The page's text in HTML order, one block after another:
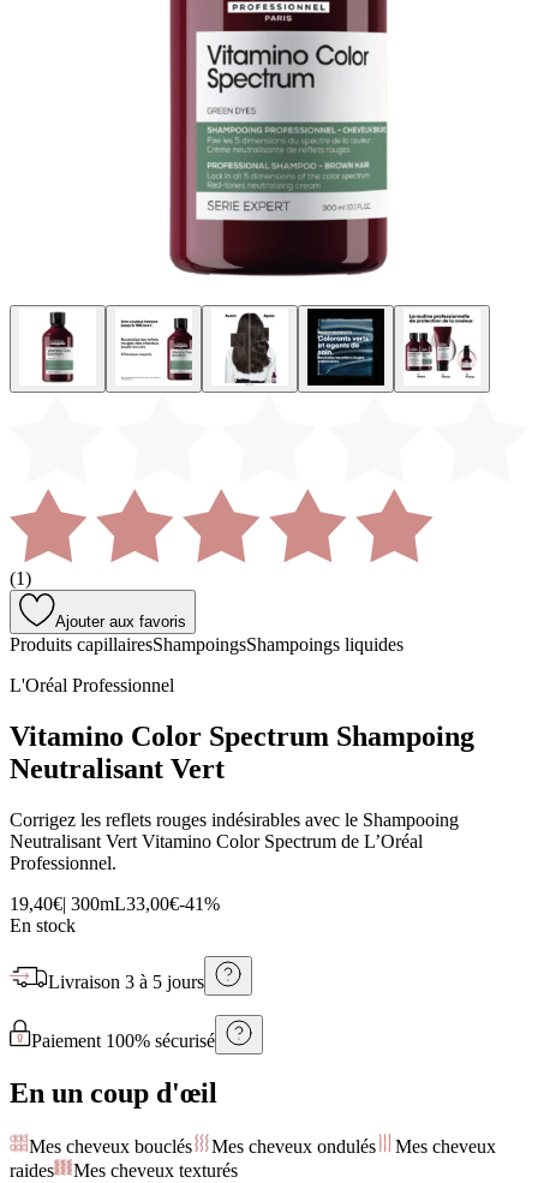
(1)
Ajouter aux favoris
Produits capillairesShampoingsShampoings liquides
L'Oréal Professionnel
Vitamino Color Spectrum Shampoing
Neutralisant Vert
Corrigez les reflets rouges indésirables avec le Shampooing
Neutralisant Vert Vitamino Color Spectrum de L’Oréal
Professionnel.
19,40€| 300mL33,00€-41%
En stock
Livraison 3 à 5 jours
Paiement 100% sécurisé
En un coup d'œil
Mes cheveux bouclés Mes cheveux ondulés
Mes cheveux
raides
Mes cheveux texturés